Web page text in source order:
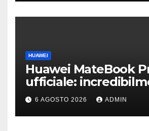
HUAWEI
Huawei MateBook
ufficiale:
leggero e
6 AGOSTO 2026 ADMIN